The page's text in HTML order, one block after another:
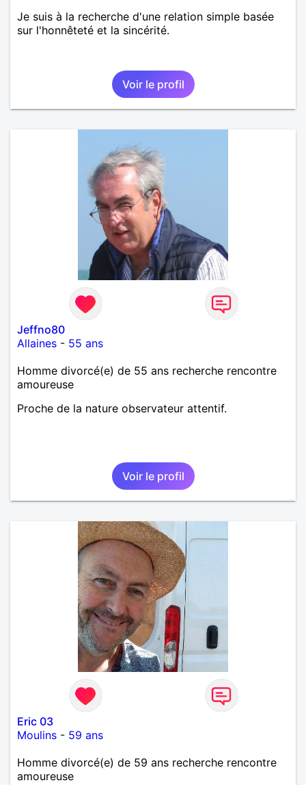
Je suis à la recherche d'une relation simple basée
sur l'honnêteté et la sincérité.
Voir le profil
Jeffno80
Allaines - 55 ans
Homme divorcé(e) de 55 ans recherche rencontre
amoureuse
Proche de la nature observateur attentif.
Voir le profil
Eric 03
Moulins - 59 ans
Homme divorcé(e) de 59 ans recherche rencontre
amoureuse